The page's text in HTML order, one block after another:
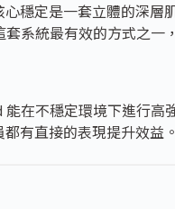
心穩定是一套立體的深
系統最有效的方式之一
在不穩定環境下進行
有直接的表現提升效益。